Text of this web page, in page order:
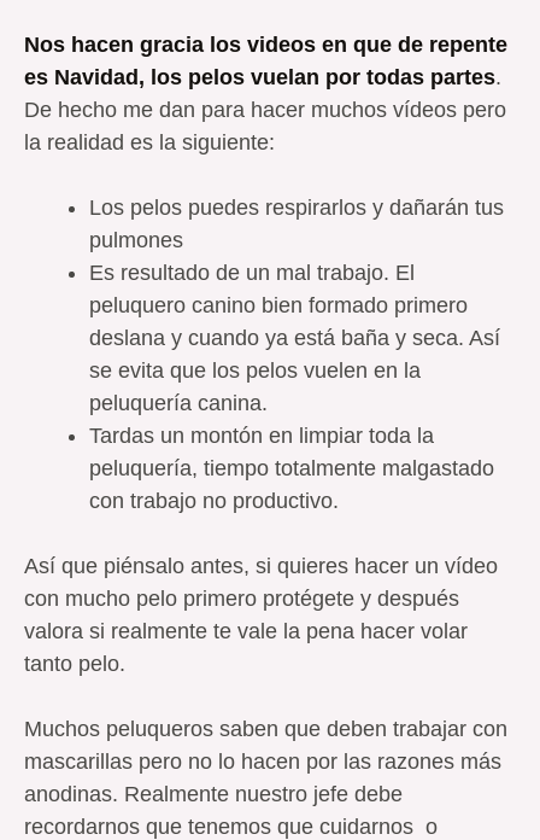
Nos hacen gracia los videos en que de repente
es Navidad, los pelos vuelan por todas partes.
De hecho me dan para hacer muchos vídeos pero
la realidad es la siguiente:
Los pelos puedes respirarlos y dañarán tus
pulmones
Es resultado de un mal trabajo. El
peluquero canino bien formado primero
deslana y cuando ya está baña y seca. Así
se evita que los pelos vuelen en la
peluquería canina.
Tardas un montón en limpiar toda la
peluquería, tiempo totalmente malgastado
con trabajo no productivo.
Así que piénsalo antes, si quieres hacer un vídeo
con mucho pelo primero protégete y después
valora si realmente te vale la pena hacer volar
tanto pelo.
Muchos peluqueros saben que deben trabajar con
mascarillas pero no lo hacen por las razones más
anodinas. Realmente nuestro jefe debe
recordarnos que tenemos que cuidarnos o